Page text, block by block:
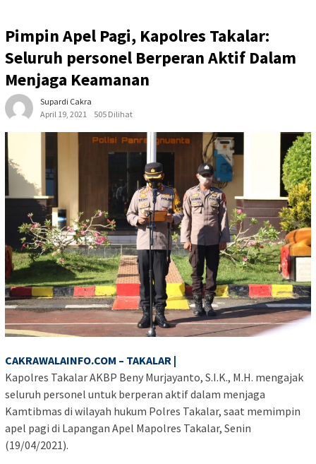
Pimpin Apel Pagi, Kapolres Takalar:
Seluruh personel Berperan Aktif Dalam
Menjaga Keamanan
Supardi Cakra
April 19, 2021
505 Dilihat
CAKRAWALAINFO.COM – TAKALAR |
Kapolres Takalar AKBP Beny Murjayanto, S.I.K., M.H. mengajak
seluruh personel untuk berperan aktif dalam menjaga
Kamtibmas di wilayah hukum Polres Takalar, saat memimpin
apel pagi di Lapangan Apel Mapolres Takalar, Senin
(19/04/2021).